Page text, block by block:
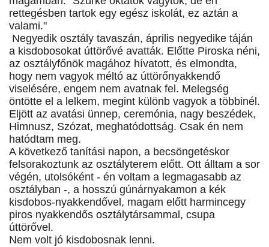
rettegésben tartok egy egész iskolát, ez aztán a
valami."
Negyedik osztály tavaszán, április negyedike táján
a kisdobosokat úttörővé avatták. Előtte Piroska néni,
az osztályfőnök magához hívatott, és elmondta,
hogy nem vagyok méltó az úttörőnyakkendő
viselésére, engem nem avatnak fel. Melegség
öntötte el a lelkem, megint különb vagyok a többinél.
Eljött az avatási ünnep, ceremónia, nagy beszédek,
Himnusz, Szózat, meghatódottság. Csak én nem
hatódtam meg.
A következő tanítási napon, a becsöngetéskor
felsorakoztunk az osztályterem előtt. Ott álltam a sor
végén, utolsóként - én voltam a legmagasabb az
osztályban -, a hosszú gúnárnyakamon a kék
kisdobos-nyakkendővel, magam előtt harmincegy
piros nyakkendős osztálytársammal, csupa
úttörővel.
Nem volt jó kisdobosnak lenni.